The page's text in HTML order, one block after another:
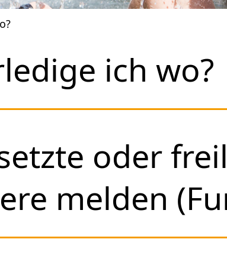
ich wo?
oder
melden